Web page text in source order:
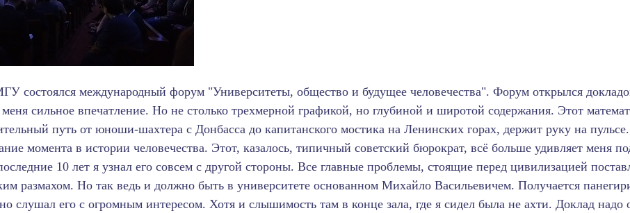
состоялся международный форум "Университеты, общество и будущее человечества". Форум открылся
сильное впечатление. Но не столько трехмерной графикой, но глубиной и широтой содержания. Этот
путь от юноши-шахтера с Донбасса до капитанского мостика на Ленинских горах, держит руку на
момента в истории человечества. Этот, казалось, типичный советский бюрократ, всё больше удивляет меня
10 лет я узнал его совсем с другой стороны. Все главные проблемы, стоящие перед цивилизацией
размахом. Но так ведь и должно быть в университете основанном Михайло Васильевичем. Получается
слушал его с огромным интересом. Хотя и слышимость там в конце зала, где я сидел была не ахти. Доклад надо